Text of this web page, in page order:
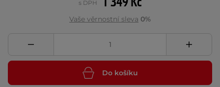
s DPH
Vaše věrnostní sleva 0%
Do košíku